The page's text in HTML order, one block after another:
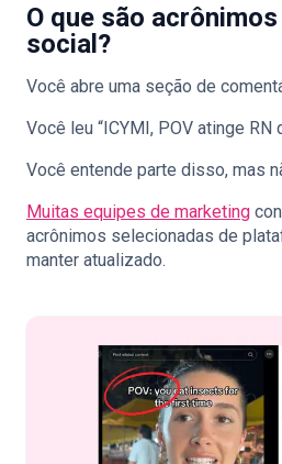
O que são
social?
Você abre uma seção de
Você leu “ICYMI, POV atinge RN
Você entende parte disso, mas
Muitas equipes de marketing
acrônimos selecionadas de
manter atualizado.